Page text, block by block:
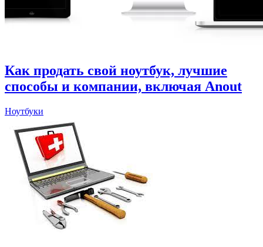
Как продать свой ноутбук, лучшие
способы и компании, включая Anout
Ноутбуки